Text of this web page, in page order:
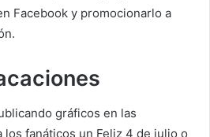
Facebook y promocionarlo a
gráficos en las
los fanáticos un Feliz 4 de julio o